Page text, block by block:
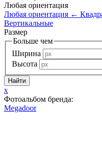
Любая ориентация
Любая ориентация ←
Вертикальные
Размер
Больше чем
Ширина
Высота
x
Фотоальбом бренда:
Megadoor